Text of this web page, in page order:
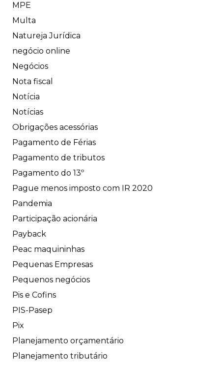
MPE
Multa
Natureja Jurídica
negócio online
Negócios
Nota fiscal
Notícia
Notícias
Obrigações acessórias
Pagamento de Férias
Pagamento de tributos
Pagamento do 13º
Pague menos imposto com IR 2020
Pandemia
Participação acionária
Payback
Peac maquininhas
Pequenas Empresas
Pequenos negócios
Pis e Cofins
PIS-Pasep
Pix
Planejamento orçamentário
Planejamento tributário